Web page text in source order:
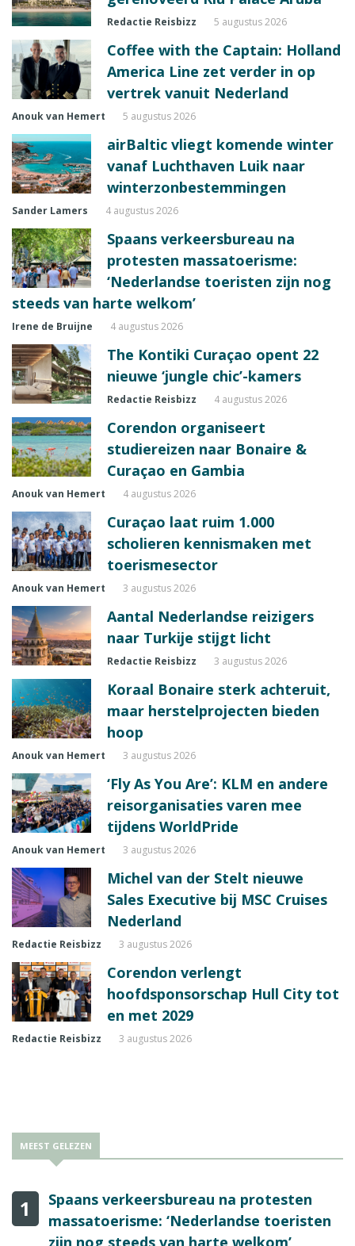
Redactie Reisbizz 5 augustus 2026
Coffee with the Captain: Holland
America Line zet verder in op
vertrek vanuit Nederland
Anouk van Hemert 5 augustus 2026
airBaltic vliegt komende winter
vanaf Luchthaven Luik naar
winterzonbestemmingen
Sander Lamers 4 augustus 2026
Spaans verkeersbureau na
protesten massatoerisme:
‘Nederlandse toeristen zijn nog
steeds van harte welkom’
Irene de Bruijne 4 augustus 2026
The Kontiki Curaçao opent 22
nieuwe ‘jungle chic’-kamers
Redactie Reisbizz 4 augustus 2026
Corendon organiseert
studiereizen naar Bonaire &
Curaçao en Gambia
Anouk van Hemert 4 augustus 2026
Curaçao laat ruim 1.000
scholieren kennismaken met
toerismesector
Anouk van Hemert 3 augustus 2026
Aantal Nederlandse reizigers
naar Turkije stijgt licht
Redactie Reisbizz 3 augustus 2026
Koraal Bonaire sterk achteruit,
maar herstelprojecten bieden
hoop
Anouk van Hemert 3 augustus 2026
‘Fly As You Are’: KLM en andere
reisorganisaties varen mee
tijdens WorldPride
Anouk van Hemert 3 augustus 2026
Michel van der Stelt nieuwe
Sales Executive bij MSC Cruises
Nederland
Redactie Reisbizz 3 augustus 2026
Corendon verlengt
hoofdsponsorschap Hull City tot
en met 2029
Redactie Reisbizz 3 augustus 2026
MEEST GELEZEN
1
Spaans verkeersbureau na protesten
massatoerisme: ‘Nederlandse toeristen
zijn nog steeds van harte welkom’